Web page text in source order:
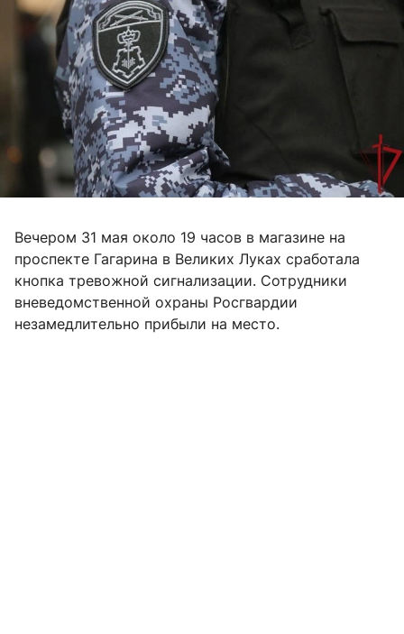
Вечером 31 мая около 19 часов в магазине на
проспекте Гагарина в Великих Луках сработала
кнопка тревожной сигнализации. Сотрудники
вневедомственной охраны Росгвардии
незамедлительно прибыли на место.